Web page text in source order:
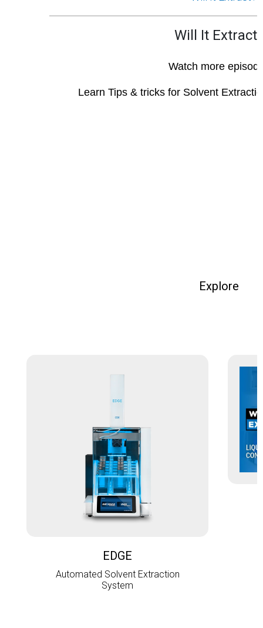
Will It Extract?
Watch more
Learn Tips & tricks for Solvent
Explore
EDGE
Automated Solvent Extraction
System